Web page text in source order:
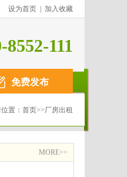
设为首页 加入收藏
8552-111
免费发布
置： 首页>>厂房出租
MORE>>